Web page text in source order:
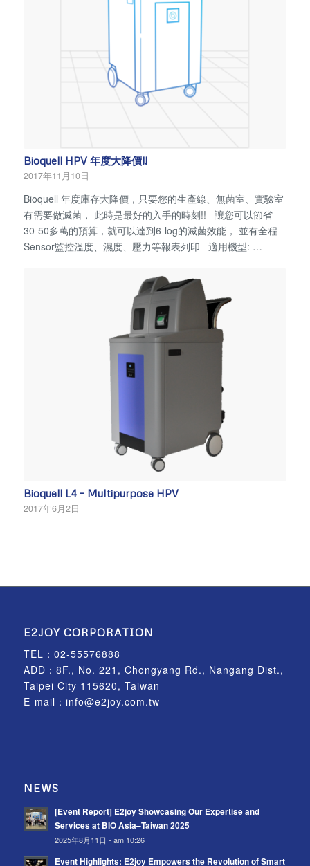
Bioquell HPV 年度大降價!!
2017年11月10日
Bioquell 年度庫存大降價，只要您的生產線、無菌室、實驗室
有需要做滅菌， 此時是最好的入手的時刻!! 讓您可以節省
30-50多萬的預算，就可以達到6-log的滅菌效能， 並有全程
Sensor監控溫度、濕度、壓力等報表列印 適用機型: …
Bioquell L4 – Multipurpose HPV
2017年6月2日
E2JOY CORPORATION
TEL： 02-55576888
ADD：8F., No. 221, Chongyang Rd., Nangang Dist.,
Taipei City 115620, Taiwan
E-mail： info@e2joy.com.tw
NEWS
[Event Report] E2joy Showcasing Our Expertise and
Services at BIO Asia–Taiwan 2025
2025年8月11日 - am 10:26
Event Highlights: E2joy Empowers the Revolution of Smart